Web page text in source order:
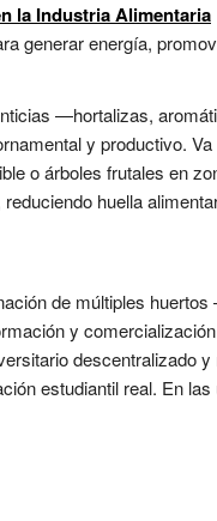
la Industria Alimentaria
generar energía,
—hortalizas,
y productivo.
o árboles frutales en
huella
de múltiples
y
descentralizado
estudiantil real. En